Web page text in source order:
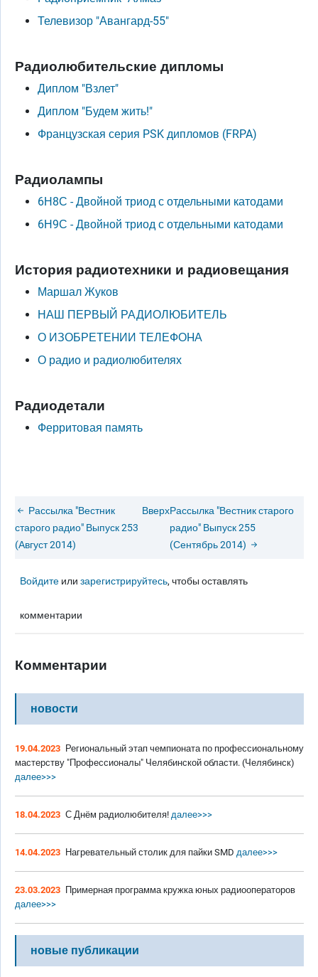
Телевизор "Авангард-55"
Радиолюбительские дипломы
Диплом "Взлет"
Диплом "Будем жить!"
Французская серия PSK дипломов (FRPA)
Радиолампы
6Н8С - Двойной триод с отдельными катодами
6Н9С - Двойной триод с отдельными катодами
История радиотехники и радиовещания
Маршал Жуков
НАШ ПЕРВЫЙ РАДИОЛЮБИТЕЛЬ
О ИЗОБРЕТЕHИИ ТЕЛЕФОHА
О радио и радиолюбителях
Радиодетали
Ферритовая память
Рассылка "Вестник
старого радио" Выпуск 253
(Август 2014)
ВверхРассылка "Вестник старого
радио" Выпуск 255
(Сентябрь 2014)
Войдите илизарегистрируйтесь, чтобы оставлять
комментарии
Комментарии
новости
19.04.2023 Региональный этап чемпионата по профессиональному
мастерству "Профессионалы" Челябинской области. (Челябинск)
далее>>>
18.04.2023 С Днём радиолюбителя! далее>>>
14.04.2023 Нагревательный столик для пайки SMD далее>>>
23.03.2023 Примерная программа кружка юных радиооператоров
далее>>>
новые публикации